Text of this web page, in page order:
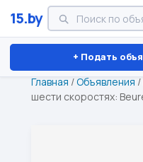
15.by
+ Подать
Минск Витебск
Главная /Объявления /
шести скоростях: